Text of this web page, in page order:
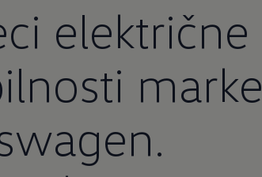
električne
marke